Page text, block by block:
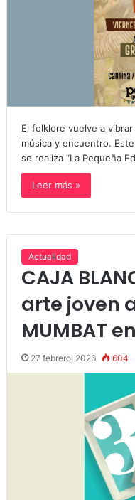
El folklore vuelve a
música y encuentro.
se realiza “La Pequeña
Leer más »
Actualidad
CAJA
arte joven
MUMBAT
27 febrero, 2026 604